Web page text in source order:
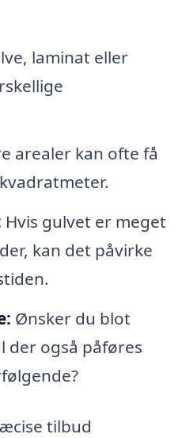
laminat eller
arealer kan ofte få
Hvis gulvet er meget
kan det påvirke
Ønsker du blot
der også påføres
tilbud